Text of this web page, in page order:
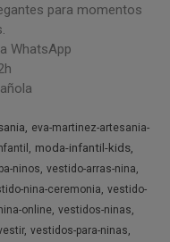
para momentos
WhatsApp
eva-martinez-artesania-
moda-infantil-kids
ninos vestido-arras-nina
nina-ceremonia vestido-
online vestidos-ninas
vestidos-para-ninas